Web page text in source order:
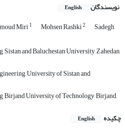
نویسندگان English
Miri1 Mohsen Rashki2 Sadegh
and Baluchestan University, Zahedan,
University of Sistan and
Birjand University of Technology, Birjand,
چکیده
English